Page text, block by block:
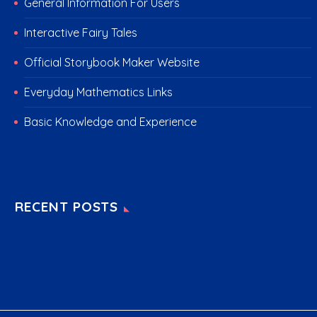
General Information For Users
Interactive Fairy Tales
Official Storybook Maker Website
Everyday Mathematics Links
Basic Knowledge and Experience
RECENT POSTS